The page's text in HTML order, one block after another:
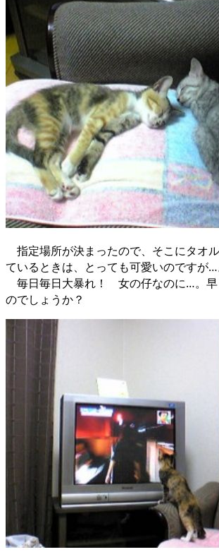
指定場所が決まったので、そこにタオ
ているときは、とっても可愛いのですが…
毎日毎日大暴れ！ 女の仔なのに…。早
のでしょうか？